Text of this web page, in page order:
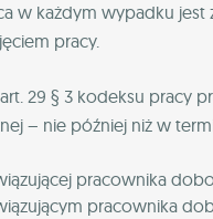
w każdym wypadku
pracy.
29 § 3 kodeksu pracy
– nie później niż w
pracownika
pracownika